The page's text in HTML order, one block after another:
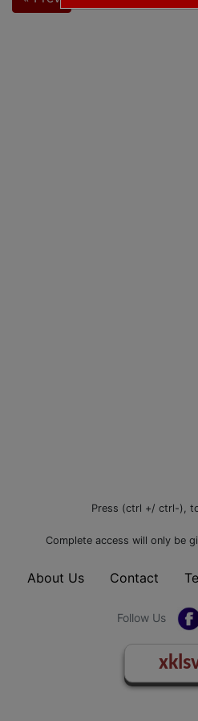
Press (ctrl +/ ctrl-),
Complete access will only be
About Us Contact
Follow Us